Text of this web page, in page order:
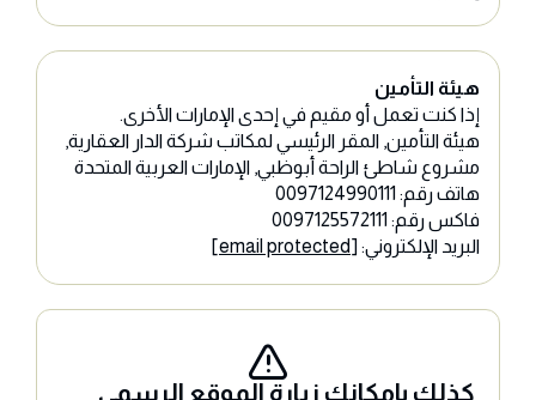
هيئة التأمين
إذا كنت تعمل أو مقيم في إحدى الإمارات الأخرى.
هيئة التأمين, المقر الرئيسي لمكاتب شركة الدار العقارية,
مشروع شاطئ الراحة أبوظبي, الإمارات العربية المتحدة
هاتف رقم: 0097124990111
فاكس رقم: 0097125572111
البريد الإلكتروني: [email protected]
كذلك بإمكانك زيارة الموقع الرسمي